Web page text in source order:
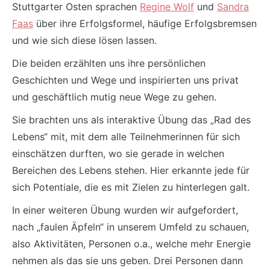
Stuttgarter Osten sprachen Regine Wolf und Sandra
Faas über ihre Erfolgsformel, häufige Erfolgsbremsen
und wie sich diese lösen lassen.
Die beiden erzählten uns ihre persönlichen
Geschichten und Wege und inspirierten uns privat
und geschäftlich mutig neue Wege zu gehen.
Sie brachten uns als interaktive Übung das „Rad des
Lebens“ mit, mit dem alle Teilnehmerinnen für sich
einschätzen durften, wo sie gerade in welchen
Bereichen des Lebens stehen. Hier erkannte jede für
sich Potentiale, die es mit Zielen zu hinterlegen galt.
In einer weiteren Übung wurden wir aufgefordert,
nach „faulen Äpfeln“ in unserem Umfeld zu schauen,
also Aktivitäten, Personen o.a., welche mehr Energie
nehmen als das sie uns geben. Drei Personen dann